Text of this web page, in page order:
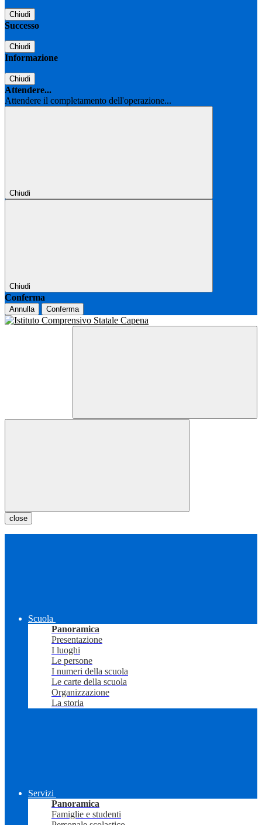
Chiudi
Successo
Chiudi
Informazione
Chiudi
Attendere...
Attendere il completamento dell'operazione...
Chiudi
Chiudi
Conferma
Annulla Conferma
close
Scuola
Panoramica
Presentazione
I luoghi
Le persone
I numeri della scuola
Le carte della scuola
Organizzazione
La storia
Servizi
Panoramica
Famiglie e studenti